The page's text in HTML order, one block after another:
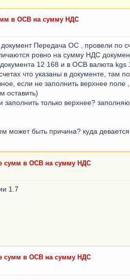
в ОСВ на сумму НДС
документ Передача ОС , провели по
ровно на сумму НДС
12 168 и в ОСВ валюта
что указаны в документе, там
если не заполнить верхнее
оставить)
заполнить только верхнее?
может быть причина? куда
сумм в ОСВ на сумму НДС
1.7
сумм в ОСВ на сумму НДС